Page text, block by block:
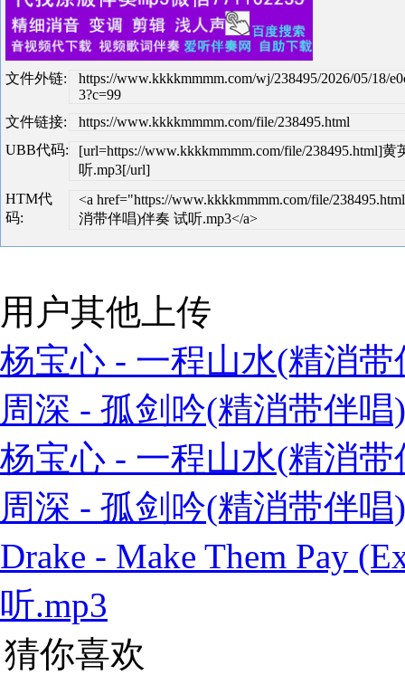
文件外链:
https://www.kkkkmmmm.com/wj/238495/2026/05/18/
3?c=99
文件链接:
https://www.kkkkmmmm.com/file/238495.html
UBB代码:
[url=https://www.kkkkmmmm.com/file/238495.html]
听.mp3[/url]
HTM代
码:
<a href="https://www.kkkkmmmm.com/file/
消带伴唱)伴奏 试听.mp3</a>
用户其他上传
杨宝心 - 一程山水(精消
周深 - 孤剑吟(精消带伴唱
杨宝心 - 一程山水(精消
周深 - 孤剑吟(精消带伴唱
Drake - Make Them Pay
听.mp3
猜你喜欢